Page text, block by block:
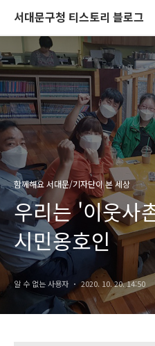
서대문구청 티스토리 블로그
함께해요 서대문/기자단이 본 세상
우리는 '이웃사
시민옹호인
알 수 없는 사용자 2020. 10. 20. 14:50